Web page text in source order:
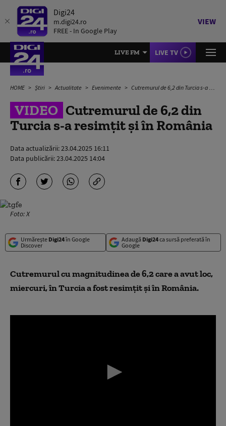
Digi24
m.digi24.ro
FREE - In Google Play
VIEW
LIVE FM LIVE TV
HOME Știri Actualitate Evenimente Cutremurul de 6,2 din Turcia s-a resimțit și în România
VIDEO Cutremurul de 6,2 din
Turcia s-a resimțit și în România
Data actualizării:23.04.2025 16:11
Data publicării:23.04.2025 14:04
Foto: X
Urmărește Digi24în Google
Discover
Adaugă Digi24ca sursă preferată în
Google
Cutremurul cu magnitudinea de 6,2 care a avut loc,
miercuri, în Turcia a fost resimțit și în România.